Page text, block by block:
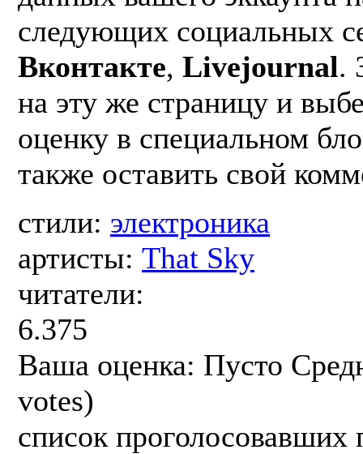
следующих социальных
Вконтакте, Livejournal.
на эту же страницу и
оценку в специальном
также оставить свой
стили: электроника
артисты: That Sky
читатели:
6.375
Ваша оценка: Пусто
votes)
список